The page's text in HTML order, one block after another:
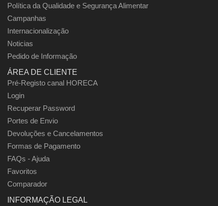
Política da Qualidade e Segurança Alimentar
Campanhas
Internacionalização
Noticias
Pedido de Informação
ÁREA DE CLIENTE
Pré-Registo canal HORECA
Login
Recuperar Password
Portes de Envio
Devoluções e Cancelamentos
Formas de Pagamento
FAQs - Ajuda
Favoritos
Comparador
INFORMAÇÃO LEGAL